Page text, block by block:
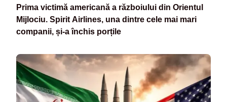
Prima victimă americană a războiului din Orientul
Mijlociu. Spirit Airlines, una dintre cele mai mari
companii, și-a închis porțile